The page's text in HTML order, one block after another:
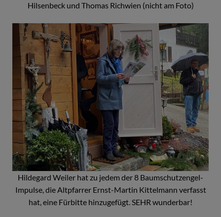
Hilsenbeck und Thomas Richwien (nicht am Foto)
Hildegard Weiler hat zu jedem der 8 Baumschutzengel-
Impulse, die Altpfarrer Ernst-Martin Kittelmann verfasst
hat, eine Fürbitte hinzugefügt. SEHR wunderbar!